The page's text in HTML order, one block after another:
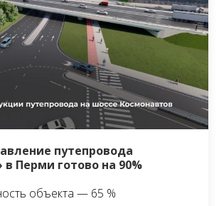
путепровода
Перми готово на 90%
объекта — 65 %